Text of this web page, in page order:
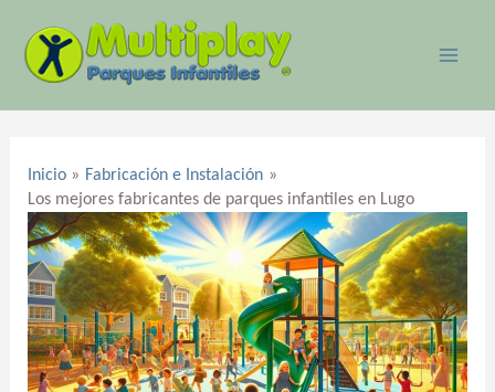
contenido
Inicio
Fabricación e Instalación
Los mejores fabricantes de parques infantiles en Lugo
entradas